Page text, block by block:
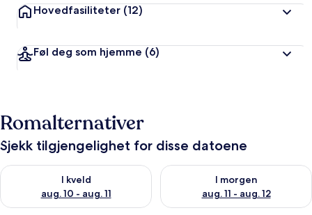
Hovedfasiliteter (12)
Føl deg som hjemme (6)
Romalternativer
Sjekk tilgjengelighet for disse datoene
I kveld
aug. 10 - aug. 11
Sjekk tilgjengelighet for i kveld, aug. 10 - aug. 11
I morgen
aug. 11 - aug. 12
Sjekk tilgjengelighet for i